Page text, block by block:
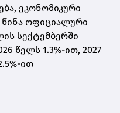
ეკონომიკური
წინა ოფიციალური
სექტემბერში
წელს 1.3%-ით, 2027
ით